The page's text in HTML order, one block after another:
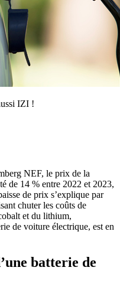
IZI !
NEF, le prix de la
de 14 % entre 2022 et 2023,
de prix s’explique par
chuter les coûts de
et du lithium,
de voiture électrique, est en
batterie de